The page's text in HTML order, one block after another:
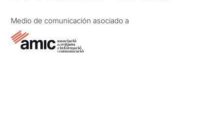
Medio de comunicación asociado a